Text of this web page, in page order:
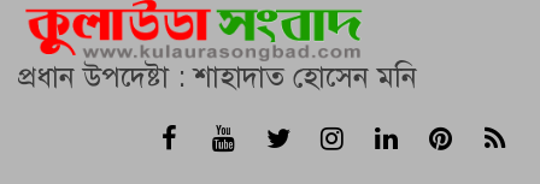
প্রধান উপদেষ্টা : শাহাদাত হোসেন মনি